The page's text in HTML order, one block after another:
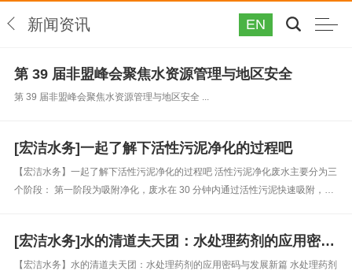
新闻资讯 EN
第 39 届非盟峰会聚焦水资源管理与地区安全
第 39 届非盟峰会聚焦水资源管理与地区安全 ...
[宏洁水务]一起了解下活性污泥净化的过程吧
【宏洁水务】一起了解下活性污泥净化的过程吧 活性污泥净化废水主要分为三
个阶段： 第一阶段为吸附净化，废水在 30 分钟内通过活性污泥快速吸附，
[宏洁水务]水的清道夫天团：水处理药剂的应用密码与发展新篇
【宏洁水务】水的清道夫天团：水处理药剂的应用密码与发展新篇 水处理药剂